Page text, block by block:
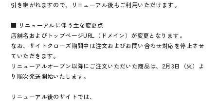
引き継がれますので、リニューアル後もご利用いただけます。
■ リニューアルに伴う主な変更点
店舗名およびトップページURL（ドメイン）が変更となります。
なお、サイトクローズ期間中は注文およびお問い合わせ対応を停止させ
ていただきます。
リニューアルオープン以降にご注文いただいた商品は、2月3日（火）よ
り順次発送開始いたします。
リニューアル後のサイトでは、